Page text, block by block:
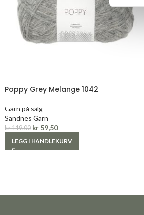
Poppy Grey Melange 1042
Garn på salg
Sandnes Garn
kr119,00 kr 59,50
LEGG I HANDLEKURV